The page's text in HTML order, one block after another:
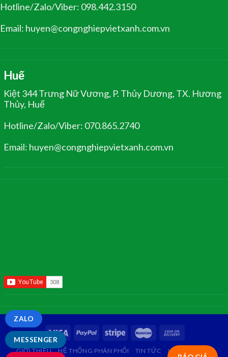
Hotline/Zalo/Viber: 098.442.3150
Email: huyen@congnghiepvietxanh.com.vn
Huế
Kiệt 344 Trưng Nữ Vương, P. Thủy Dương, TX. Hương
Thủy, Huế
Hotline/Zalo/Viber: 070.865.2740
Email: huyen@congnghiepvietxanh.com.vn
GIỚI THIỆU HỆ THỐNG PHÂN PHỐI TIN TỨC LIÊN HỆ
MESSENGER
ZALO